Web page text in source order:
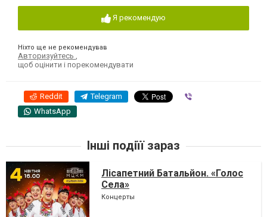
Я рекомендую
Ніхто ще не рекомендував
Авторизуйтесь
щоб оцінити і порекомендувати
Reddit Telegram
WhatsApp
Інші подіїї зараз
Лісапетний Батальйон. «Голос
Села»
Концерты